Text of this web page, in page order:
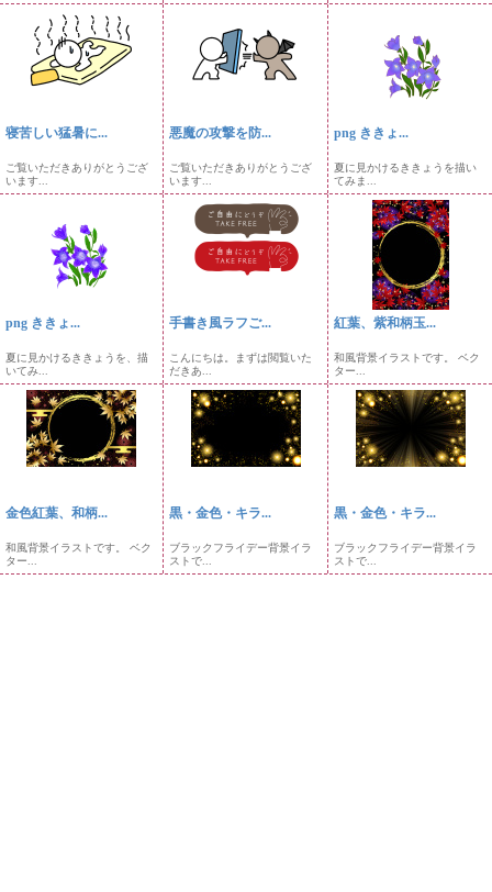
寝苦しい猛暑に...
ご覧いただきありがとうござ
います...
悪魔の攻撃を防...
ご覧いただきありがとうござ
います...
png ききょ...
夏に見かけるききょうを描い
てみま...
png ききょ...
夏に見かけるききょうを、描
いてみ...
手書き風ラフご...
こんにちは。まずは閲覧いた
だきあ...
紅葉、紫和柄玉...
和風背景イラストです。 ベク
ター...
金色紅葉、和柄...
和風背景イラストです。 ベク
ター...
黒・金色・キラ...
ブラックフライデー背景イラ
ストで...
黒・金色・キラ...
ブラックフライデー背景イラ
ストで...